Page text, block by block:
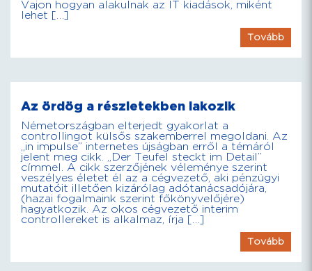
Vajon hogyan alakulnak az IT kiadások, miként
lehet […]
Tovább
Az ördög a részletekben lakozik
Németországban elterjedt gyakorlat a
controllingot külsős szakemberrel megoldani. Az
„in impulse” internetes újságban erről a témáról
jelent meg cikk. „Der Teufel steckt im Detail”
címmel. A cikk szerzőjének véleménye szerint
veszélyes életet él az a cégvezető, aki pénzügyi
mutatóit illetően kizárólag adótanácsadójára,
(hazai fogalmaink szerint főkönyvelőjére)
hagyatkozik. Az okos cégvezető interim
controllereket is alkalmaz, írja […]
Tovább